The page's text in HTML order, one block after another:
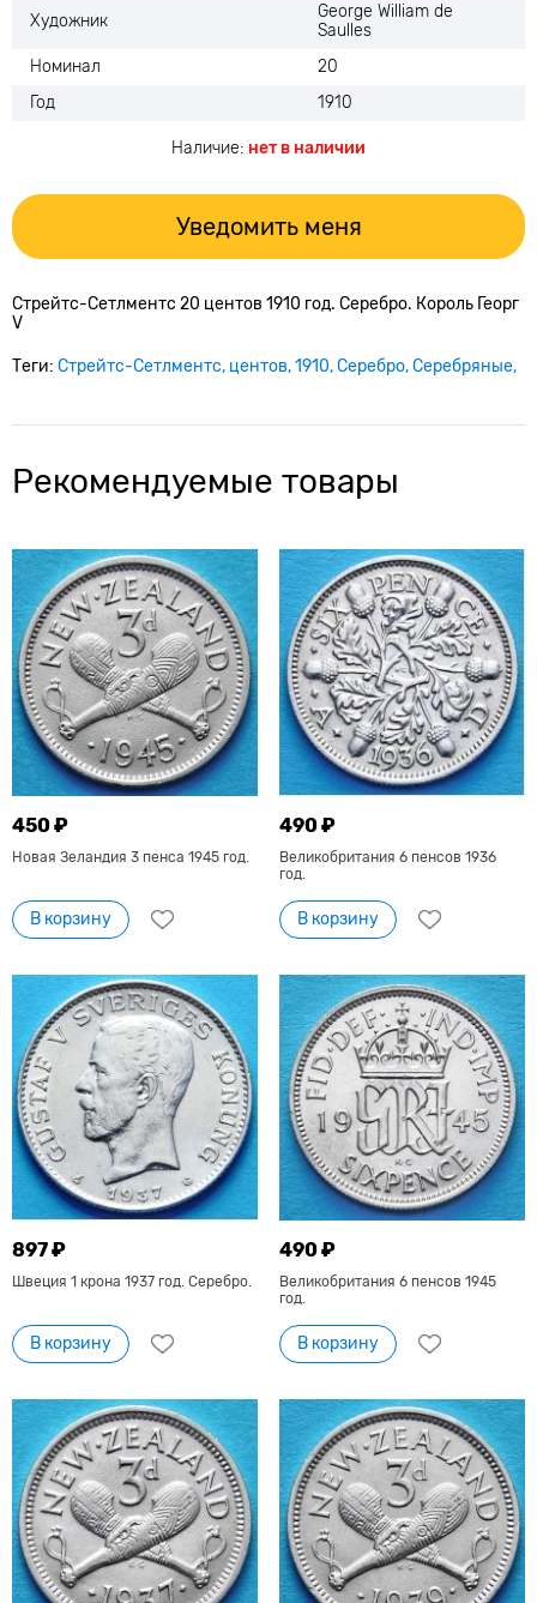
Художник
George William de
Saulles
Номинал
20
Год
1910
Наличие: нет в наличии
Уведомить меня
Стрейтс-Сетлментс 20 центов 1910 год. Серебро. Король Георг
V
Теги: Стрейтс-Сетлментс центов 1910 Серебро Серебряные
Рекомендуемые товары
450 ₽
Новая Зеландия 3 пенса 1945 год.
В корзину
490 ₽
Великобритания 6 пенсов 1936
год.
В корзину
897 ₽
Швеция 1 крона 1937 год. Серебро.
В корзину
490 ₽
Великобритания 6 пенсов 1945
год.
В корзину